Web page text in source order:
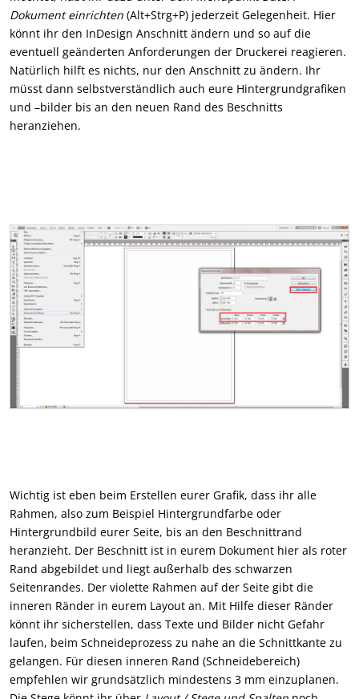
Dokument einrichten (Alt+Strg+P) jederzeit Gelegenheit. Hier
könnt ihr den InDesign Anschnitt ändern und so auf die
eventuell geänderten Anforderungen der Druckerei reagieren.
Natürlich hilft es nichts, nur den Anschnitt zu ändern. Ihr
müsst dann selbstverständlich auch eure Hintergrundgrafiken
und –bilder bis an den neuen Rand des Beschnitts
heranziehen.
Wichtig ist eben beim Erstellen eurer Grafik, dass ihr alle
Rahmen, also zum Beispiel Hintergrundfarbe oder
Hintergrundbild eurer Seite, bis an den Beschnittrand
heranzieht. Der Beschnitt ist in eurem Dokument hier als roter
Rand abgebildet und liegt außerhalb des schwarzen
Seitenrandes. Der violette Rahmen auf der Seite gibt die
inneren Ränder in eurem Layout an. Mit Hilfe dieser Ränder
könnt ihr sicherstellen, dass Texte und Bilder nicht Gefahr
laufen, beim Schneideprozess zu nahe an die Schnittkante zu
gelangen. Für diesen inneren Rand (Schneidebereich)
empfehlen wir grundsätzlich mindestens 3 mm einzuplanen.